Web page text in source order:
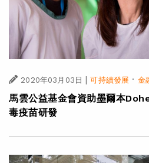
2020年03月03日 | 可持續發展 · 金
馬雲公益基金會資助墨爾本
毒疫苗研發